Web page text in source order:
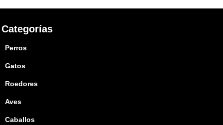
Categorías
Perros
Gatos
Roedores
Aves
Caballos